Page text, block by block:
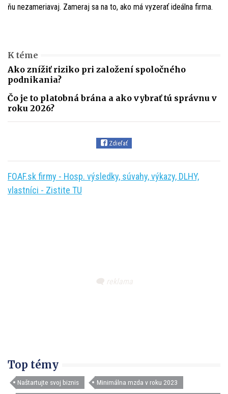
ňu nezameriavaj. Zameraj sa na to, ako má vyzerať ideálna firma.
K téme
Ako znížiť riziko pri založení spoločného
podnikania?
Čo je to platobná brána a ako vybrať tú správnu v
roku 2026?
Zdieľať
FOAF.sk firmy - Hosp. výsledky, súvahy, výkazy, DLHY,
vlastníci - Zistite TU
Top témy
Naštartujte svoj biznis Minimálna mzda v roku 2023